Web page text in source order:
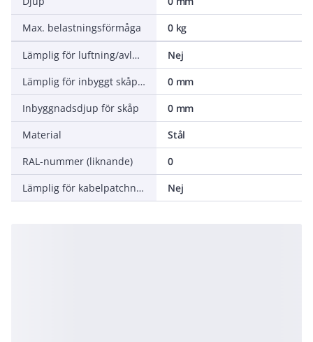
Max. belastningsförmåga
0 kg
Lämplig för luftning/avluftning
Nej
Lämplig för inbyggt skåpbredd
0 mm
Inbyggnadsdjup för skåp
0 mm
Material
Stål
RAL-nummer (liknande)
0
Lämplig för kabelpatchning
Nej